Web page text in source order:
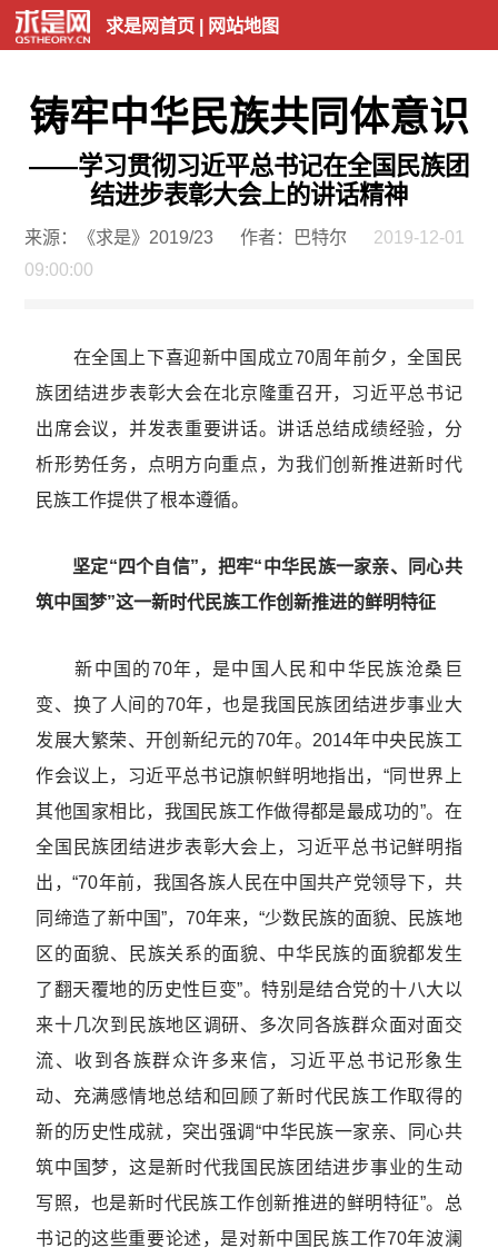
求是网首页| 网站地图
铸牢中华民族共同体意识
——学习贯彻习近平总书记在全国民族团
结进步表彰大会上的讲话精神
来源：《求是》2019/23 作者：巴特尔
2019-12-01
09:00:00
在全国上下喜迎新中国成立70周年前夕，全国民
族团结进步表彰大会在北京隆重召开，习近平总书记
出席会议，并发表重要讲话。讲话总结成绩经验，分
析形势任务，点明方向重点，为我们创新推进新时代
民族工作提供了根本遵循。
坚定“四个自信”，把牢“中华民族一家亲、同心共
筑中国梦”这一新时代民族工作创新推进的鲜明特征
新中国的70年，是中国人民和中华民族沧桑巨
变、换了人间的70年，也是我国民族团结进步事业大
发展大繁荣、开创新纪元的70年。2014年中央民族工
作会议上，习近平总书记旗帜鲜明地指出，“同世界上
其他国家相比，我国民族工作做得都是最成功的”。在
全国民族团结进步表彰大会上，习近平总书记鲜明指
出，“70年前，我国各族人民在中国共产党领导下，共
同缔造了新中国”，70年来，“少数民族的面貌、民族地
区的面貌、民族关系的面貌、中华民族的面貌都发生
了翻天覆地的历史性巨变”。特别是结合党的十八大以
来十几次到民族地区调研、多次同各族群众面对面交
流、收到各族群众许多来信，习近平总书记形象生
动、充满感情地总结和回顾了新时代民族工作取得的
新的历史性成就，突出强调“中华民族一家亲、同心共
筑中国梦，这是新时代我国民族团结进步事业的生动
写照，也是新时代民族工作创新推进的鲜明特征”。总
书记的这些重要论述，是对新中国民族工作70年波澜